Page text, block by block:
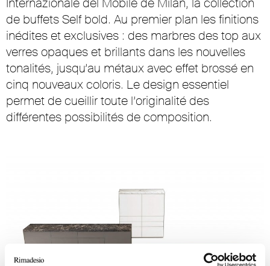
de buffets Self bold. Au premier plan les finitions
inédites et exclusives : des marbres des top aux
verres opaques et brillants dans les nouvelles
tonalités, jusqu’au métaux avec effet brossé en
cinq nouveaux coloris. Le design essentiel
permet de cueillir toute l’originalité des
différentes possibilités de composition.